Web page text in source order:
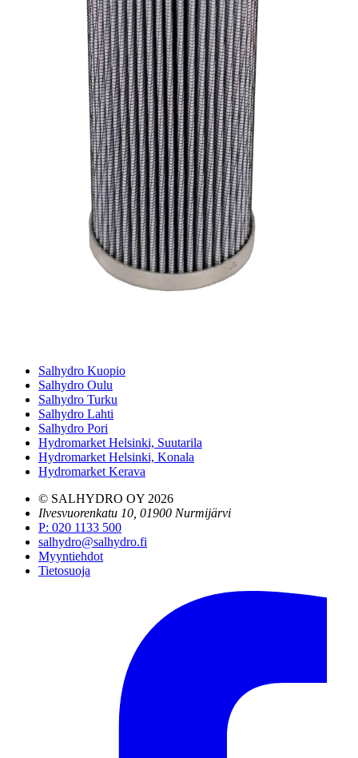
Tekninen tuki
Sylinterilaskuri
Sähköteholaskuri
Virtausnopeuslaskuri
Hammaspyöräpumpun tilavuuslaskuri
Hydrauliteholaskuri
Teollisuusletkuhaku
Suodatinhaku
Magneettikelahaku
Avoimet työpaikat
Ympäristöpolitiikka
Messut ja tapahtumat
Laskutustiedot
Tilinavaushakemus
Jälleenmyyjät
Salhydro Kuopio
Salhydro Oulu
Salhydro Turku
Salhydro Lahti
Salhydro Pori
Hydromarket Helsinki, Suutarila
Hydromarket Helsinki, Konala
Hydromarket Kerava
© SALHYDRO OY 2026
Ilvesvuorenkatu 10, 01900 Nurmijärvi
P: 020 1133 500
salhydro@salhydro.fi
Myyntiehdot
Tietosuoja